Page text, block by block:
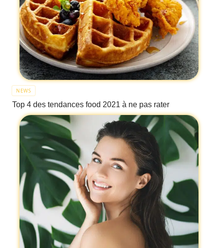
NEWS
Top 4 des tendances food 2021 à ne pas rater